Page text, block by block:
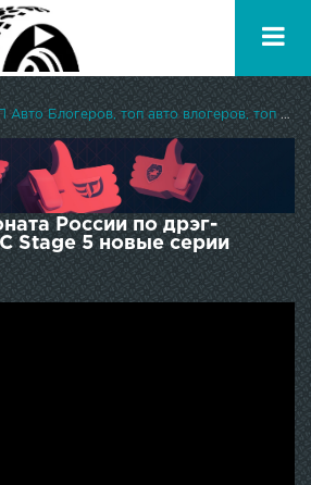
TOPAUTOTUBE.RU - ТОП Авто Блогеров, топ авто влогеров, топ авто ютуберов
России по дрэг-
Stage 5 новые серии